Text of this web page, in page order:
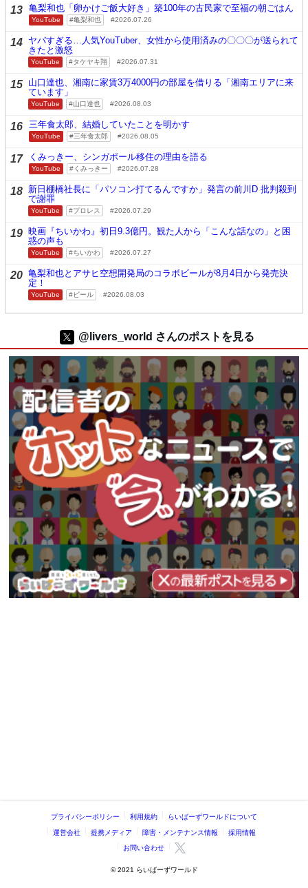
13 亀梨和也「卵かけご飯大好き」築100年の古民家で至福の朝ごはん
YouTube 亀梨和也 2026.07.26
14 ヤバすぎる…人気YouTuber、女性から使用済みの〇〇〇が送られて
きたと激怒
YouTube タケヤキ翔 2026.07.31
15 山口達也、湘南に家賃3万4000円の部屋を借りる「湘南エリアに来
ています」
YouTube 山口達也 2026.08.03
16 三年食太郎、結婚していたことを明かす
YouTube 三年食太郎 2026.08.05
17 くみっきー、シンガポール移住の理由を語る
YouTube くみっきー 2026.07.28
18 新日棚橋社長に「パソコン打てるんですか」発言の前川D 批判殺到
で謝罪
YouTube プロレス 2026.07.29
19 映画『ちいかわ』初日9.3億円。観た人から「こんな話なの」と困
惑の声も
YouTube ちいかわ 2026.07.27
20 亀梨和也とアサヒ空想開発局のコラボビールが8月4日から発売決
定！
YouTube ビール 2026.08.03
@livers_world さんのポストを見る
プライバシーポリシー 利用規約 らいばーずワールドについて
運営会社 提携メディア 障害・メンテナンス情報 採用情報
お問い合わせ
©️ 2021 らいばーずワールド